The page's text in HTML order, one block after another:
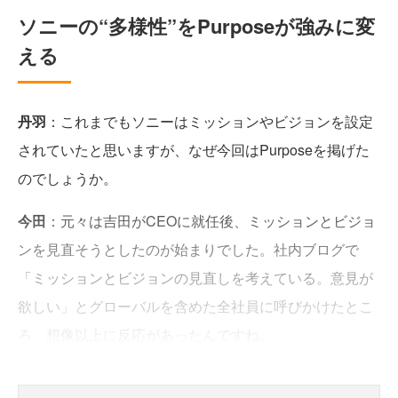
ソニーの“多様性”をPurposeが強みに変
える
丹羽 ：これまでもソニーはミッションやビジョンを設定
されていたと思いますが、なぜ今回はPurposeを掲げた
のでしょうか。
今田 ：元々は吉田がCEOに就任後、ミッションとビジョ
ンを見直そうとしたのが始まりでした。社内ブログで
「ミッションとビジョンの見直しを考えている。意見が
欲しい」とグローバルを含めた全社員に呼びかけたとこ